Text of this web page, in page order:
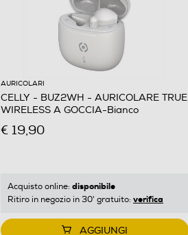
AURICOLARI
CELLY - BUZ2WH - AURICOLARE TRUE
WIRELESS A GOCCIA-Bianco
€ 19,90
Acquisto online: disponibile
Ritiro in negozio in 30' gratuito: verifica
AGGIUNGI